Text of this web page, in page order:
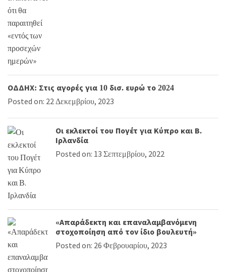
ΟΔΔΗΧ: Στις αγορές για 10 δισ. ευρώ το 2024
Posted on: 22 Δεκεμβρίου, 2023
Οι εκλεκτοί του Πογέτ για Κύπρο και Β.
Ιρλανδία
Posted on: 13 Σεπτεμβρίου, 2022
«Απαράδεκτη και επαναλαμβανόμενη
στοχοποίηση από τον ίδιο βουλευτή»
Posted on: 26 Φεβρουαρίου, 2023